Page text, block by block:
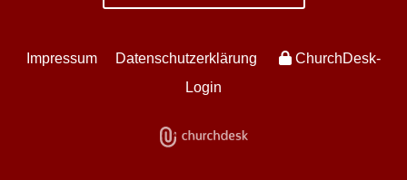
Impressum Datenschutzerklärung
ChurchDesk-
Login